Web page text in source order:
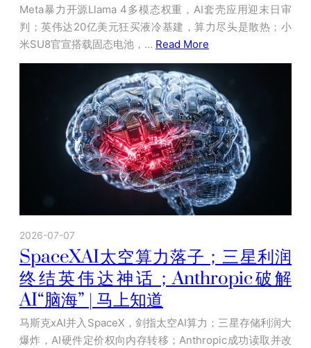
Meta暴力开源Llama 4多模态权重，AI套壳应用迎末日审
判；英伟达20亿美元狂买液冷基建，算力尽头是散热；小
米SU8官宣搭载固态电池，… Read More
2026-07-07
SpaceXAI太空算力落子；三星利润
终结英伟达神话；Anthropic破解
AI“脑海” | 马上知道
马斯克xAI并入SpaceX，剑指太空AI算力；三星存储利润大
爆炸，AI硬件定价权向内存转移；Anthropic成功读取并改